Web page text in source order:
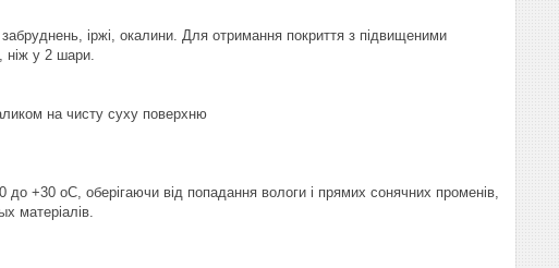
іржі, окалини. Для отримання покриття з підвищеними
ніж у 2 шари.
на чисту суху поверхню
до +30 оС, оберігаючи від попадання вологи і прямих сонячних променів,
матеріалів.